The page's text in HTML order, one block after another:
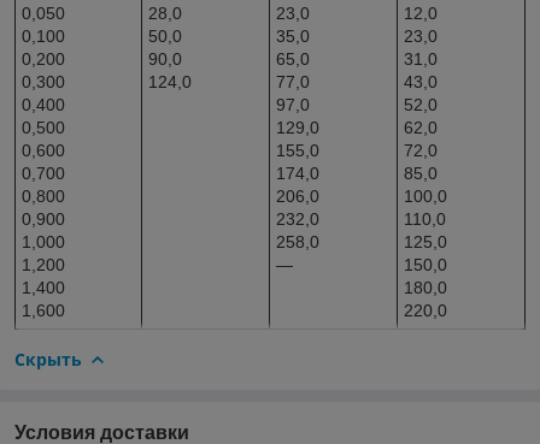
0,050
0,100
0,200
0,300
0,400
0,500
0,600
0,700
0,800
0,900
1,000
1,200
1,400
1,600
28,0
50,0
90,0
124,0
23,0
35,0
65,0
77,0
97,0
129,0
155,0
174,0
206,0
232,0
258,0
—
12,0
23,0
31,0
43,0
52,0
62,0
72,0
85,0
100,0
110,0
125,0
150,0
180,0
220,0
Скрыть
Условия доставки